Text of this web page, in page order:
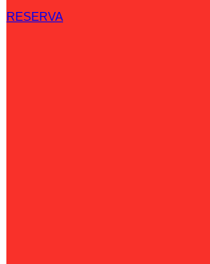
RESERVA